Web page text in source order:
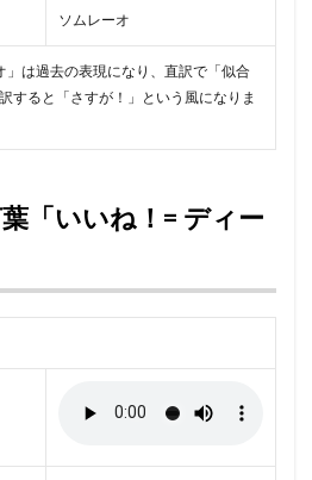
ソムレーオ
」は過去の表現になり、直訳で「似合
すると「さすが！」という風になりま
「いいね！= ディー